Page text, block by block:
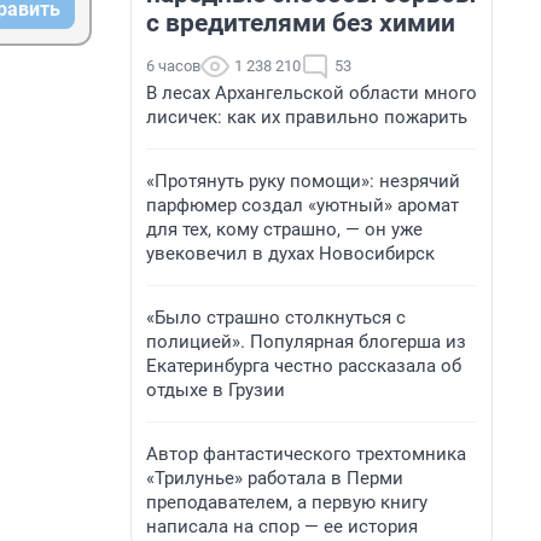
с вредителями без химии
6 часов 1 238 210 53
В лесах Архангельской области много
лисичек: как их правильно пожарить
«Протянуть руку помощи»: незрячий
парфюмер создал «уютный» аромат
для тех, кому страшно, — он уже
увековечил в духах Новосибирск
«Было страшно столкнуться с
полицией». Популярная блогерша из
Екатеринбурга честно рассказала об
отдыхе в Грузии
Автор фантастического трехтомника
«Трилунье» работала в Перми
преподавателем, а первую книгу
написала на спор — ее история